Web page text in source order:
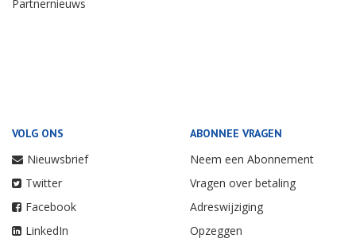
Partnernieuws
VOLG ONS
Nieuwsbrief
Twitter
Facebook
LinkedIn
ABONNEE VRAGEN
Neem een Abonnement
Vragen over betaling
Adreswijziging
Opzeggen